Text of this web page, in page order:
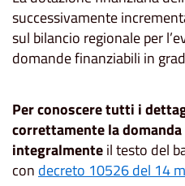
successivamente
sul bilancio regionale per
domande finanziabili in
Per conoscere tutti i
correttamente la
integralmenteil testo del
con decreto 10526 del 14